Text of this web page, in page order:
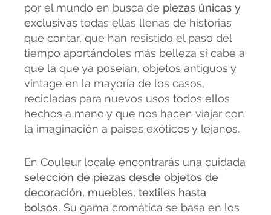
por el mundo en busca de piezas únicas y
exclusivas todas ellas llenas de historias
que contar, que han resistido el paso del
tiempo aportándoles más belleza si cabe a
que la que ya poseían, objetos antiguos y
vintage en la mayoría de los casos,
recicladas para nuevos usos todos ellos
hechos a mano y que nos hacen viajar con
la imaginación a paises exóticos y lejanos.
En Couleur locale encontrarás una cuidada
selección de piezas desde objetos de
decoración, muebles, textiles hasta
bolsos. Su gama cromática se basa en los